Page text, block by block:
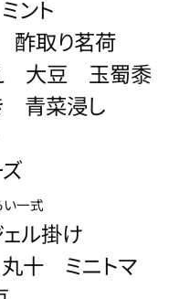
ント
取り茗荷
豆 玉蜀黍
菜浸し
一式
ル掛け
ニトマ